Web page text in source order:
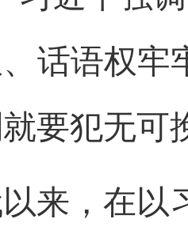
话语权牢
要犯无可
来，在以